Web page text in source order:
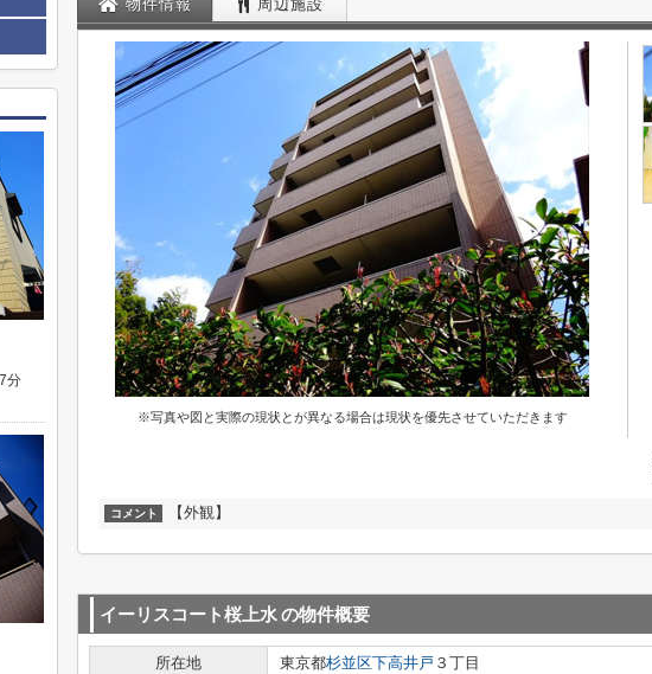
物件情報 周辺施設
※写真や図と実際の現状とが異なる場合は現状を優先させていただきます
コメント 【外観】
イーリスコート桜上水の物件概要
所在地 東京都杉並区下高井戸 ３丁目
分